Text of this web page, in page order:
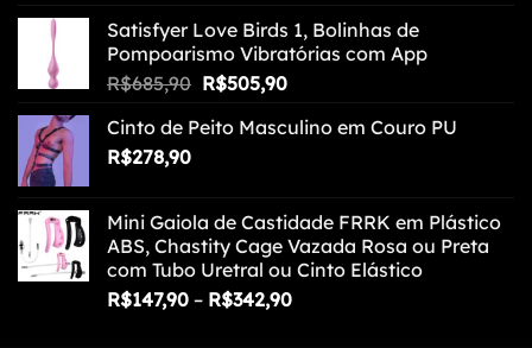
Satisfyer Love Birds 1, Bolinhas de
Pompoarismo Vibratórias com App
R$685,90 O
original
R$505,90O
atual
Cinto de Peito Masculino em Couro PU
R$278,90
Mini Gaiola de Castidade FRRK em Plástico
ABS, Chastity Cage Vazada Rosa ou Preta
com Tubo Uretral ou Cinto Elástico
R$147,90 – R$342,90Faixa